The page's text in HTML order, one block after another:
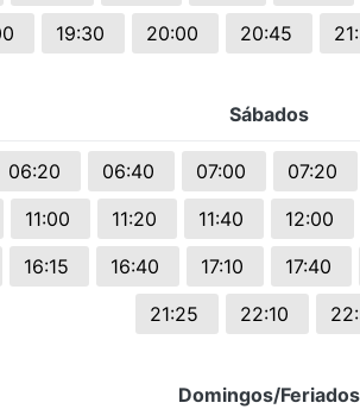
19:30 20:00 20:45
Sábados
06:20 06:40 07:00 07:20
11:00 11:20 11:40 12:00
16:15 16:40 17:10 17:40
21:25
22:10
Domingos/Feriados